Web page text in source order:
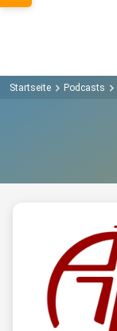
Startseite Podcasts